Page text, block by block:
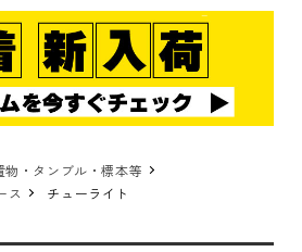
_
物・タンブル・標本等
ス
チューライト